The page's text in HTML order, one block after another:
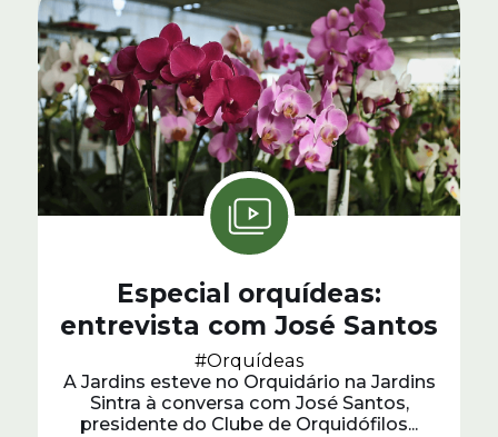
Especial orquídeas:
entrevista com José Santos
#Orquídeas
A Jardins esteve no Orquidário na Jardins
Sintra à conversa com José Santos,
presidente do Clube de Orquidófilos...